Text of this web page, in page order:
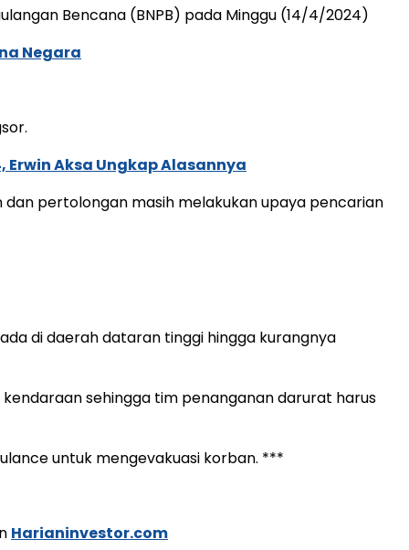
Bencana (BNPB) pada Minggu (14/4/2024)
Negara
Aksa Ungkap Alasannya
dan pertolongan masih melakukan upaya pencarian
di daerah dataran tinggi hingga kurangnya
sehingga tim penanganan darurat harus
untuk mengevakuasi korban. ***
Harianinvestor.com